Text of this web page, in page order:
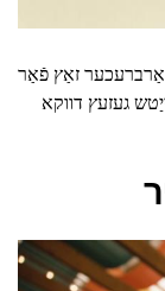
זאַץ פֿאַר
אַפּערייץ דאָ דייַטש געזעץ דווקא